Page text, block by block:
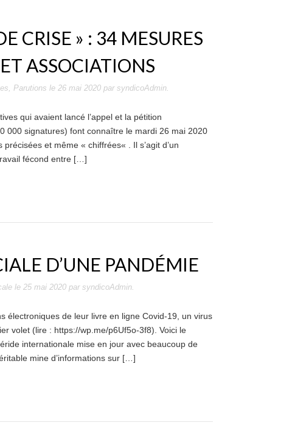
CRISE » : 34 MESURES
ASSOCIATIONS
, Parutions le 26 mai 2020 par syndicoAdmin.
qui avaient lancé l’appel et la pétition
000 signatures) font connaître le mardi 26 mai 2020
et même « chiffrées« . Il s’agit d’un
fécond entre […]
D’UNE PANDÉMIE
le 25 mai 2020 par syndicoAdmin.
électroniques de leur livre en ligne Covid-19, un virus
volet (lire : https://wp.me/p6Uf5o-3f8). Voici le
internationale mise en jour avec beaucoup de
mine d’informations sur […]